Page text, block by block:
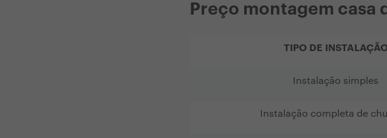
Preço montagem casa
TIPO DE
Instalação simples
Instalação completa de